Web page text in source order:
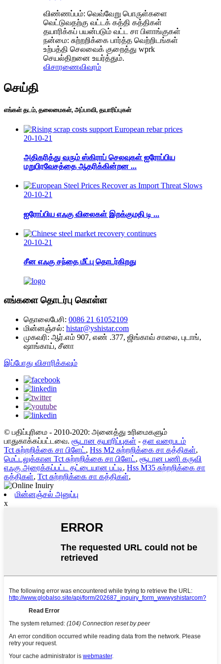
விண்ணப்பம்: வெவ்வேறு பொருள்களை
வெட்டுவதற்கு வட்டக் கத்தி கத்திகள்
தயாரிக்கப் பயன்படும் வட்ட சா பிளாங்குகள்
நன்மை: சுற்றறிக்கை பார்த்த வெற்றிடங்கள்
உற்பத்தி செலவைக் குறைத்து wprk
செயல்திறனை உயர்த்தும்.
விசாரணைவிவரம்
செய்தி
எங்கள் தடம், தலைமைகள், அப்பாவி, தயாரிப்புகள்
20-10-21
அதிகரித்து வரும் ஸ்கிராப் செலவுகள் ஐரோப்பிய
மறுபிரவேசத்தை ஆதரிக்கின்றன ...
20-10-21
ஐரோப்பிய எஃகு விலைகள் இறக்குமதி டி ...
20-10-21
சீன எஃகு சந்தை மீட்பு தொடர்கிறது
எங்களை தொடர்பு கொள்ள
தொலைபேசி: 0086 21 61052109
மின்னஞ்சல்: histar@yshistar.com
முகவரி: ஆர்.எம் 907, எண் .377, ஜிங்காவ் சாலை, புடாங்,
ஷாங்காய், சீனா
இப்போது விசாரிக்கவும்
© பதிப்புரிமை - 2010-2020: அனைத்து உரிமைகளும்
பாதுகாக்கப்பட்டவை. சூடான தயாரிப்புகள் - தள வரைபடம்
Tct சுற்றறிக்கை சா பிளேட் , Hss M2 சுற்றறிக்கை சா கத்திகள்,
மெட்டலுக்கான Tct சுற்றறிக்கை சா பிளேட் , சூடான பணி கருவி
எஃகு அரைக்கப்பட்ட தட்டையான பட்டி, Hss M35 சுற்றறிக்கை சா
கத்திகள், Tct சுற்றறிக்கை சா கத்திகள்,
மின்னஞ்சல் அனுப்பு
x